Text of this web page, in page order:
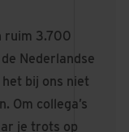
ruim 3.700
Nederlandse
bij ons niet
Om collega’s
je trots op